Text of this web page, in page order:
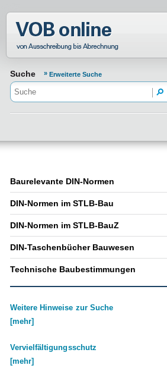
Normenportal
Suche Erweiterte Suche
Baurelevante DIN-Normen
DIN-Normen im STLB-Bau
DIN-Normen im STLB-BauZ
DIN-Taschenbücher Bauwesen
Technische Baubestimmungen
Weitere Hinweise zur Suche
[mehr]
Vervielfältigungsschutz
[mehr]